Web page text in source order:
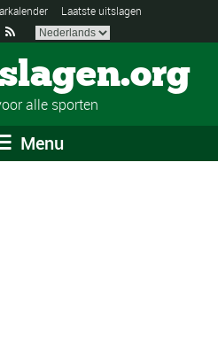
Laatste uitslagen

alle sporten
Menu